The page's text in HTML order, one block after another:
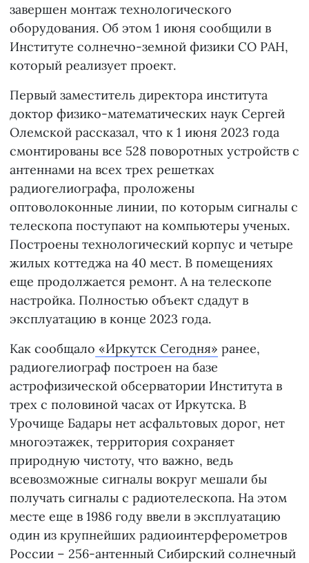
завершен монтаж технологического
оборудования. Об этом 1 июня сообщили в
Институте солнечно-земной физики СО РАН,
который реализует проект.
Первый заместитель директора института
доктор физико-математических наук Сергей
Олемской рассказал, что к 1 июня 2023 года
смонтированы все 528 поворотных устройств с
антеннами на всех трех решетках
радиогелиографа, проложены
оптоволоконные линии, по которым сигналы с
телескопа поступают на компьютеры ученых.
Построены технологический корпус и четыре
жилых коттеджа на 40 мест. В помещениях
еще продолжается ремонт. А на телескопе
настройка. Полностью объект сдадут в
эксплуатацию в конце 2023 года.
Как сообщало «Иркутск Сегодня» ранее,
радиогелиограф построен на базе
астрофизической обсерватории Института в
трех с половиной часах от Иркутска. В
Урочище Бадары нет асфальтовых дорог, нет
многоэтажек, территория сохраняет
природную чистоту, что важно, ведь
всевозможные сигналы вокруг мешали бы
получать сигналы с радиотелескопа. На этом
месте еще в 1986 году ввели в эксплуатацию
один из крупнейших радиоинтерферометров
России – 256-антенный Сибирский солнечный